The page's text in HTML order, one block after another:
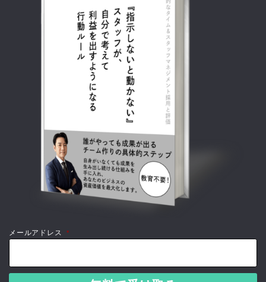
メールアドレス *